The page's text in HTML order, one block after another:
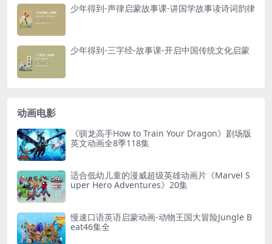
│ ├─ 031 .mp4 [114.85MB]
│ ├─ 032 .mp4 [129.09MB]
│ ├─ 033 .mp4 [133.44MB]
│ ├─ 034 .mp4 [152.12MB]
│ ├─ 035 .mp4 [132.36MB]
│ ├─ 037 .mp4 [299.26MB]
│ ├─ 038 .mp4 [249.35MB]
│ ├─ 039 .mp4 [199.70MB]
│ ├─ 040 .mp4 [157.91MB]
│ ├─ 041 .mp4 [217.74MB]
│ ├─ 042 .mp4 [144.55MB]
│ ├─ 2018-05-31_100412 .png [1.94MB]
少年得到-声律启蒙故事课-讲国学故事读诗词韵律
少年得到-三字经-故事课-开启中国传统文化启蒙
动画电影
《驯龙高手How to Train Your Dragon》剧场版
英文动画全8季118集
适合低幼儿童的漫威超级英雄动画片《Marvel S
uper Hero Adventures》20集
慢速口语英语启蒙动画-动物王国大冒险Jungle B
eat46集全